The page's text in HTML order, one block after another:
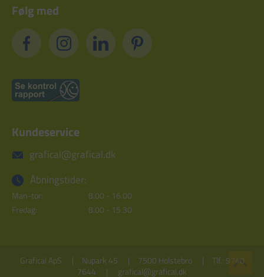
Følg med
Kundeservice
grafical@grafical.dk
Åbningstider:
Man-tor:
8.00 - 16.00
Fredag:
8.00 - 15.30
Grafical ApS Nupark 45 7500 Holstebro
Tlf.: 9740
7644
grafical@grafical.dk